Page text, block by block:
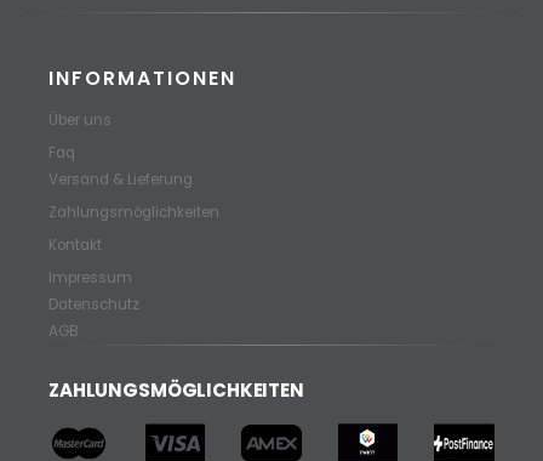
INFORMATIONEN
Über uns
Faq
Versand & Lieferung
Zahlungsmöglichkeiten
Kontakt
Impressum
Datenschutz
AGB
ZAHLUNGSMÖGLICHKEITEN